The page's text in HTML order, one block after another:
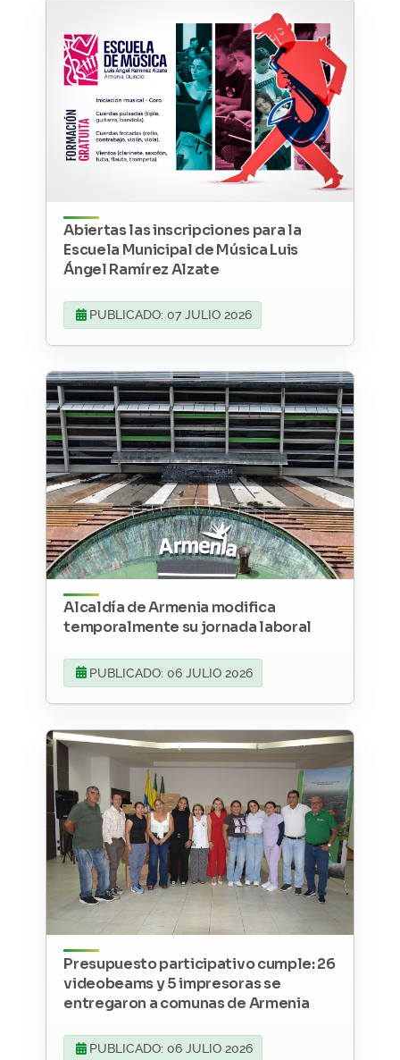
Abiertas las inscripciones para la
Escuela Municipal de Música Luis
Ángel Ramírez Alzate
PUBLICADO: 07 JULIO 2026
Alcaldía de Armenia modifica
temporalmente su jornada laboral
PUBLICADO: 06 JULIO 2026
Presupuesto participativo cumple: 26
videobeams y 5 impresoras se
entregaron a comunas de Armenia
PUBLICADO: 06 JULIO 2026